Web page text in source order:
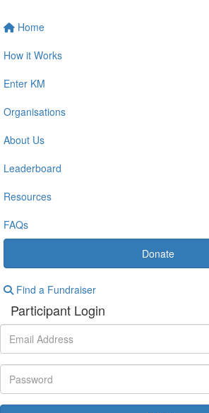
Home
How it Works
Enter KM
Organisations
About Us
Leaderboard
Resources
FAQs
Donate
Find a Fundraiser
Participant Login